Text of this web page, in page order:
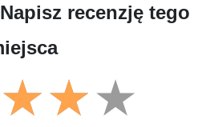
recenzję tego